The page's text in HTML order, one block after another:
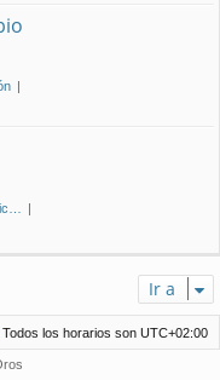
Ir a
Todos los horarios son UTC+02:00